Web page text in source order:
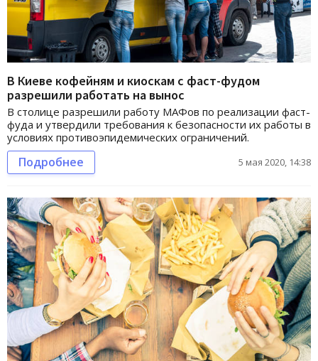
В Киеве кофейням и киоскам с фаст-фудом
разрешили работать на вынос
В столице разрешили работу МАФов по реализации фаст-
фуда и утвердили требования к безопасности их работы в
условиях противоэпидемических ограничений.
Подробнее 5 мая 2020, 14:38